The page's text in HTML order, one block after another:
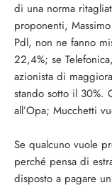
di una norma
proponenti,
Pdl, non ne fanno
22,4%; se
azionista di
stando sotto il 30%.
all’Opa; Mucchetti
Se qualcuno vuole
perché pensa di
disposto a pagare